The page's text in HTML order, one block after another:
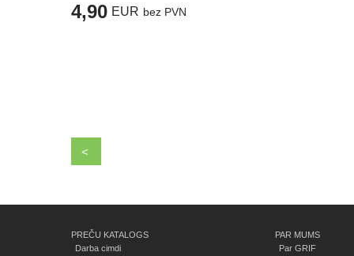
4,90 EUR bez PVN
<
PREČU KATALOGS
Darba cimdi
PAR MUMS
Par GRIF